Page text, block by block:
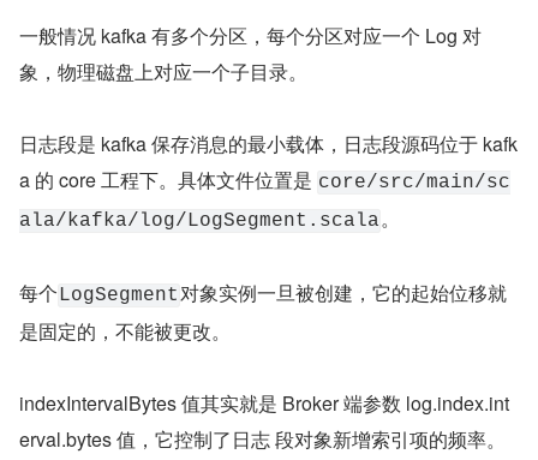
一般情况 kafka 有多个分区，每个分区对应一个 Log 对
象，物理磁盘上对应一个子目录。
日志段是 kafka 保存消息的最小载体，日志段源码位于 kafk
a 的 core 工程下。具体文件位置是 core/src/main/sc
ala/kafka/log/LogSegment.scala。
每个LogSegment对象实例一旦被创建，它的起始位移就
是固定的，不能被更改。
indexIntervalBytes 值其实就是 Broker 端参数 log.index.int
erval.bytes 值，它控制了日志 段对象新增索引项的频率。